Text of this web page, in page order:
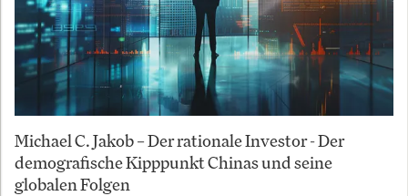
Michael C. Jakob – Der rationale Investor - Der
demografische Kipppunkt Chinas und seine
globalen Folgen